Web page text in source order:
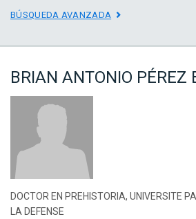
BÚSQUEDA AVANZADA
BRIAN ANTONIO PÉREZ
DOCTOR EN PREHISTORIA, UNIVERSITE
LA DEFENSE